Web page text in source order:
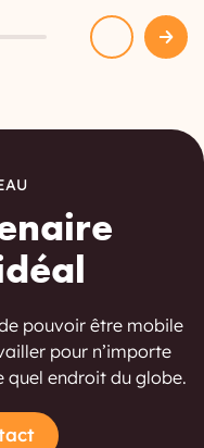
pouvoir être mobile
pour n’importe
quel endroit du globe.